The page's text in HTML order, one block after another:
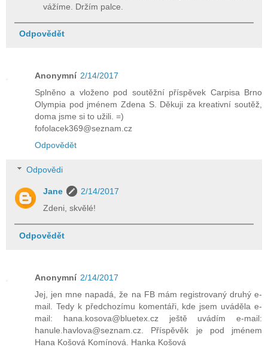
vážíme. Držím palce.
Odpovědět
Anonymní 2/14/2017
Splněno a vloženo pod soutěžní příspěvek Carpisa Brno
Olympia pod jménem Zdena S. Děkuji za kreativní soutěž,
doma jsme si to užili. =)
fofolacek369@seznam.cz
Odpovědět
Odpovědi
Jane
2/14/2017
Zdeni, skvělé!
Odpovědět
Anonymní 2/14/2017
Jej, jen mne napadá, že na FB mám registrovaný druhý e-
mail. Tedy k předchozímu komentáři, kde jsem uváděla e-
mail: hana.kosova@bluetex.cz ještě uvádím e-mail:
hanule.havlova@seznam.cz. Příspěvěk je pod jménem
Hana Košová Komínová. Hanka Košová